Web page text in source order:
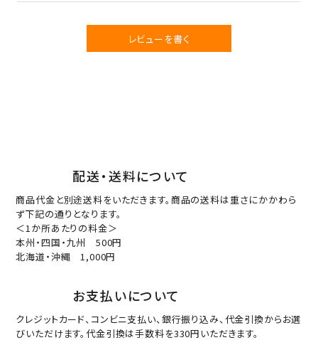
レビューを書く
配送・送料について
商品代金と別途送料をいただきます。商品の送料は重さにかかわら
ず下記の通りとなります。
＜1か所あたりの料金＞
本州・四国・九州 500円
北海道・沖縄 1,000円
お支払いについて
クレジットカード、コンビニ支払い、銀行振り込み、代金引換からお選
びいただけます。代金引換は手数料を330円いただきます。